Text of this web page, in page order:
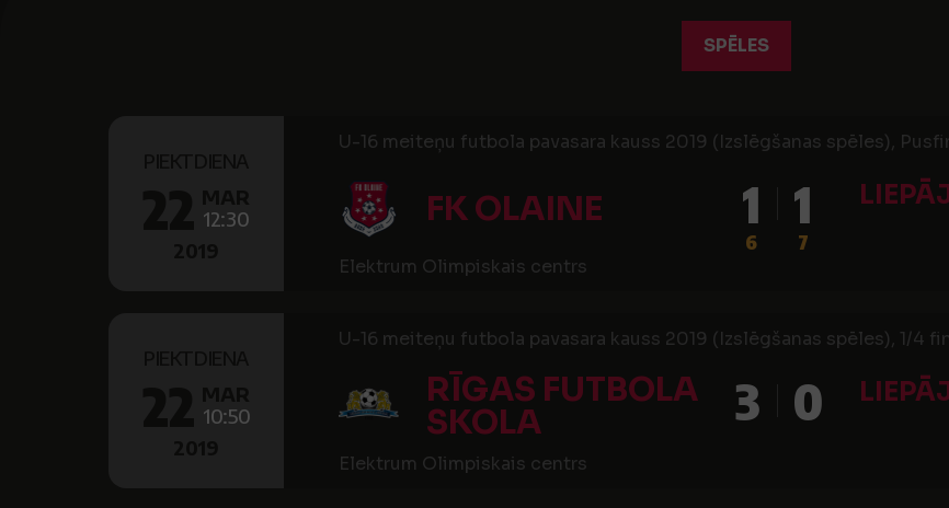
SPĒLES
12:30
U-16 meiteņu futbola pavasara kauss 2019 (Izslēgšanas spēles),
FK OLAINE 1
6
1
7
Elektrum Olimpiskais centrs
10:50
U-16 meiteņu futbola pavasara kauss 2019 (Izslēgšanas spēles), 1/4
RĪGAS FUTBOLA
SKOLA 3 0
Elektrum Olimpiskais centrs